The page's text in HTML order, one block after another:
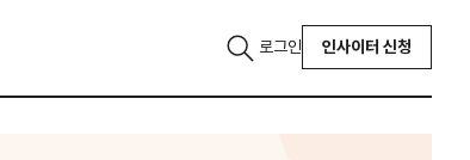
로그인 인사이터 신청